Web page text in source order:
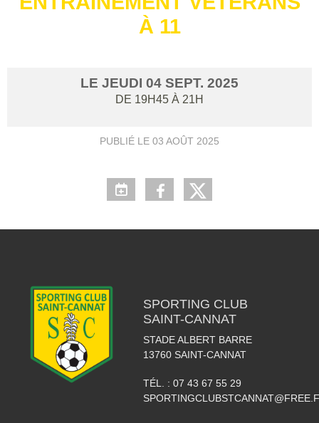
À 11
LE JEUDI 04 SEPT. 2025
DE 19H45 À 21H
PUBLIÉ LE 03 AOÛT 2025
SPORTING CLUB
SAINT-CANNAT
STADE ALBERT BARRE
13760 SAINT-CANNAT
TÉL. : 07 43 67 55 29